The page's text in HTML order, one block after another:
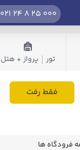
021 24 8 25 000
تور پرواز + هتل
فقط رفت